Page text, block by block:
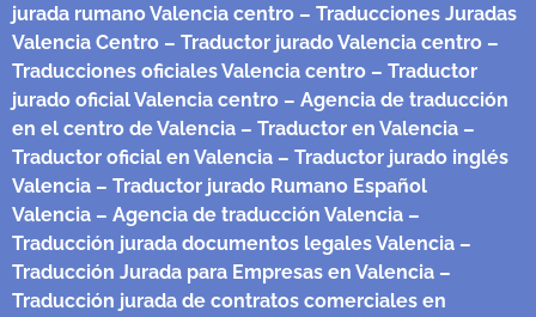
jurada rumano Valencia centro – Traducciones Juradas
Valencia Centro – Traductor jurado Valencia centro –
Traducciones oficiales Valencia centro – Traductor
jurado oficial Valencia centro – Agencia de traducción
en el centro de Valencia – Traductor en Valencia –
Traductor oficial en Valencia – Traductor jurado inglés
Valencia – Traductor jurado Rumano Español
Valencia – Agencia de traducción Valencia –
Traducción jurada documentos legales Valencia –
Traducción Jurada para Empresas en Valencia –
Traducción jurada de contratos comerciales en